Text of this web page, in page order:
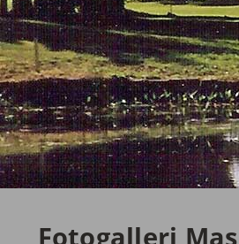
Fotogalleri